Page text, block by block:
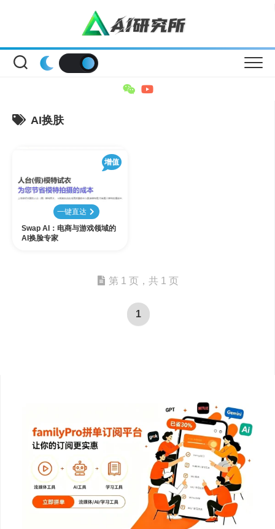
AI换肤
增值
一键直达
Swap AI：电商与游戏领域的
AI换脸专家
第 1 页，共 1 页
1